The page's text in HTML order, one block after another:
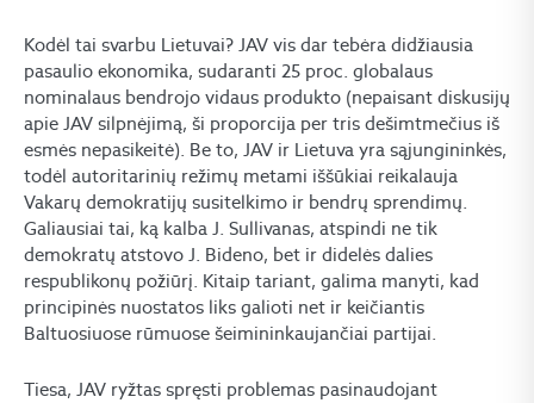
Kodėl tai svarbu Lietuvai? JAV vis dar tebėra didžiausia
pasaulio ekonomika, sudaranti 25 proc. globalaus
nominalaus bendrojo vidaus produkto (nepaisant diskusijų
apie JAV silpnėjimą, ši proporcija per tris dešimtmečius iš
esmės nepasikeitė). Be to, JAV ir Lietuva yra sąjungininkės,
todėl autoritarinių režimų metami iššūkiai reikalauja
Vakarų demokratijų susitelkimo ir bendrų sprendimų.
Galiausiai tai, ką kalba J. Sullivanas, atspindi ne tik
demokratų atstovo J. Bideno, bet ir didelės dalies
respublikonų požiūrį. Kitaip tariant, galima manyti, kad
principinės nuostatos liks galioti net ir keičiantis
Baltuosiuose rūmuose šeimininkaujančiai partijai.
Tiesa, JAV ryžtas spręsti problemas pasinaudojant